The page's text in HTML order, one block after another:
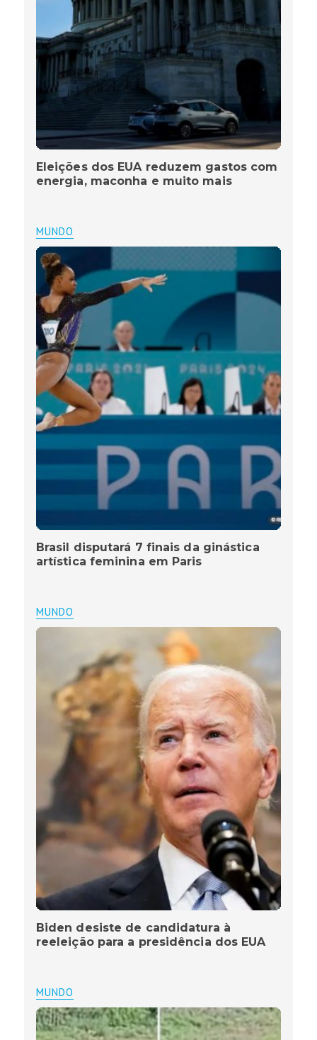
Eleições dos EUA reduzem gastos com
energia, maconha e muito mais
MUNDO
Brasil disputará 7 finais da ginástica
artística feminina em Paris
MUNDO
Biden desiste de candidatura à
reeleição para a presidência dos EUA
MUNDO